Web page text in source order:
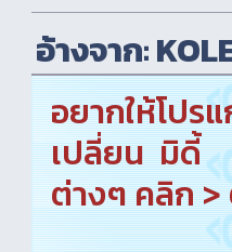
อ้างจาก:
อยากให้โปร
เปลี่ยน มิดี้
ต่างๆ คลิก >